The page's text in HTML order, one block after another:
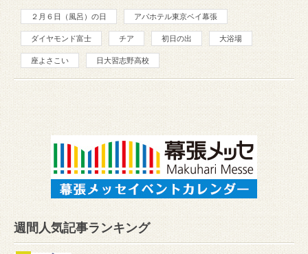
２月６日（風呂）の日 アパホテル東京ベイ幕張
ダイヤモンド富士 チア 初日の出 大浴場
座よさこい 日大習志野高校
週間人気記事ランキング